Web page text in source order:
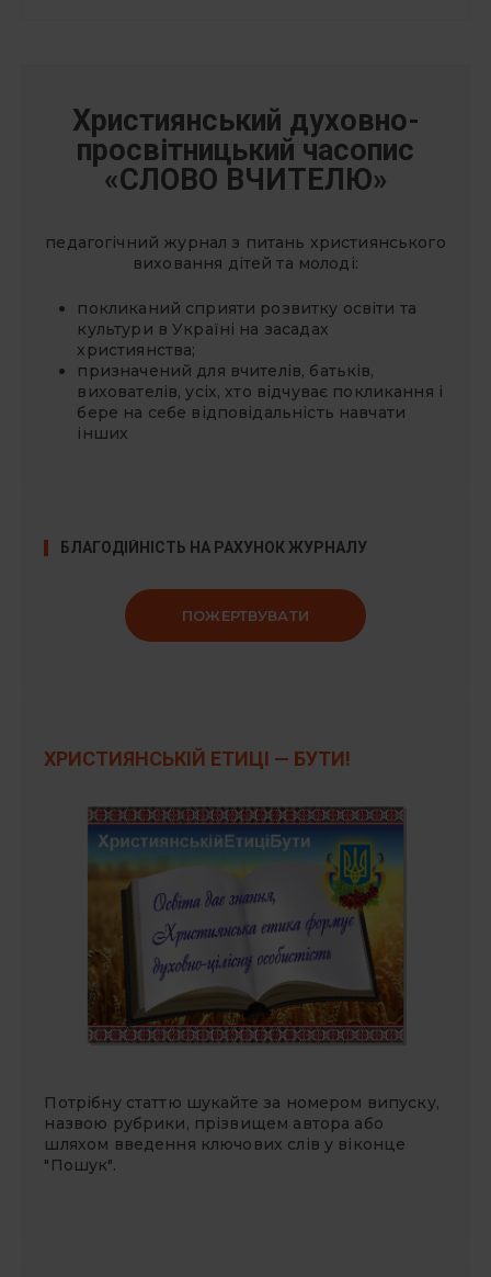
Християнський духовно-
просвітницький часопис
«СЛОВО ВЧИТЕЛЮ»
педагогічний журнал з питань християнського
виховання дітей та молоді:
покликаний сприяти розвитку освіти та
культури в Україні на засадах
християнства;
призначений для вчителів, батьків,
вихователів, усіх, хто відчуває покликання і
бере на себе відповідальність навчати
інших
БЛАГОДІЙНІСТЬ НА РАХУНОК ЖУРНАЛУ
ПОЖЕРТВУВАТИ
ХРИСТИЯНСЬКІЙ ЕТИЦІ — БУТИ!
Потрібну статтю шукайте за номером випуску,
назвою рубрики, прізвищем автора або
шляхом введення ключових слів у віконце
"Пошук".